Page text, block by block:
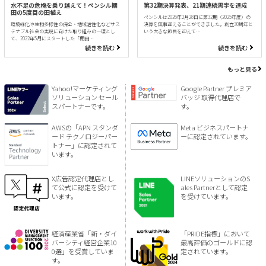
水不足の危機を乗り越えて！ペンシル棚
田の5度目の田植え
環境緑化や生物多様性の保全・地域活性化などサス
テナブル社会の実現に向けた取り組みの一環とし
て、2022年5月にスタートした「棚田…
続きを読む
第32期決算発表、21期連続黒字を達成
ペンシルは2026年2月28日に第32期（2025年度）の
決算を無事迎えることができました。創立30周年と
いう大きな節目を迎えて…
続きを読む
もっと見る
Yahoo!マーケティング
ソリューション セール
スパートナーです。
Google Partner プレミア
バッジ 取得代理店で
す。
AWSの「APN スタンダ
ード テクノロジーパー
トナー」に認定されて
います。
Meta ビジネスパートナ
ーに認定されています。
X広告認定代理店とし
て公式に認定を受けて
います。
LINEソリューションのS
ales Partnerとして認定
を受けています。
経済産業省「新・ダイ
バーシティ経営企業10
0選」を受賞していま
す。
「PRIDE指標」において
最高評価のゴールドに認
定されています。